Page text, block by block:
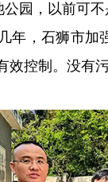
园，以前可不
年，石狮市
效控制。没有